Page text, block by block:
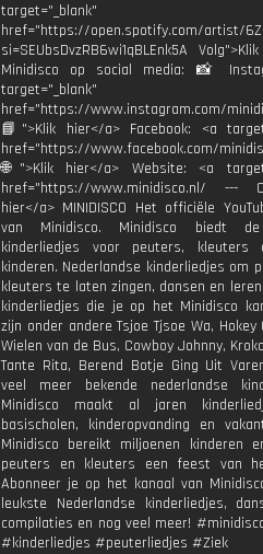
target="_blank"
href="https://open.spotify.com/artist/
si=SEUbsDvzRB6wi1qBLEnk5A
Minidisco op social media: 📸
target="_blank"
href="https://www.instagram.com/
📘">Klik hier</a> Facebook: <a
href="https://www.facebook.com/
🌐">Klik hier</a> Website: <a
href="https://www.minidisco.nl/ ---
hier</a> MINIDISCO Het officiële
van Minidisco. Minidisco biedt
kinderliedjes voor peuters, kleuters
kinderen. Nederlandse kinderliedjes om
kleuters te laten zingen, dansen en
kinderliedjes die je op het Minidisco
zijn onder andere Tsjoe Tjsoe Wa, Hokey
Wielen van de Bus, Cowboy Johnny,
Tante Rita, Berend Botje Ging Uit
veel meer bekende nederlandse
Minidisco maakt al jaren
basischolen, kinderopvanding en
Minidisco bereikt miljoenen kinderen
peuters en kleuters een feest van
Abonneer je op het kanaal van
leukste Nederlandse kinderliedjes,
compilaties en nog veel meer!
#kinderliedjes #peuterliedjes #Ziek